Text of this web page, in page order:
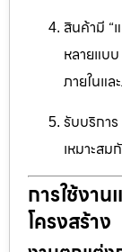
สินค้ามี “
หลายแบ
ภายในแล
รับบริกา
เหมาะสม
การใช้งา
โครงสร้าง